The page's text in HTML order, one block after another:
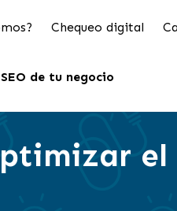
Chequeo digital
de tu negocio
el